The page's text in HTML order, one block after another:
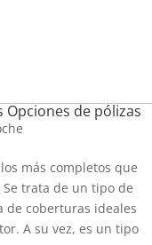
Opciones de pólizas
más completos que
trata de un tipo de
de coberturas ideales
A su vez, es un tipo